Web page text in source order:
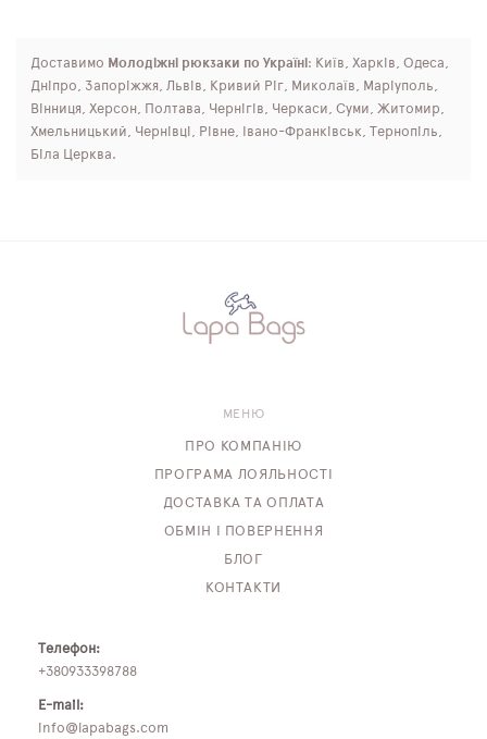
Доставимо Молодіжні рюкзаки по Україні : Київ, Харків, Одеса,
Дніпро, Запоріжжя, Львів, Кривий Ріг, Миколаїв, Маріуполь,
Вінниця, Херсон, Полтава, Чернігів, Черкаси, Суми, Житомир,
Хмельницький, Чернівці, Рівне, Івано-Франківськ, Тернопіль,
Біла Церква.
МЕНЮ
ПРО КОМПАНІЮ
ПРОГРАМА ЛОЯЛЬНОСТІ
ДОСТАВКА ТА ОПЛАТА
ОБМІН І ПОВЕРНЕННЯ
БЛОГ
КОНТАКТИ
Телефон:
+380933398788
E-mail:
info@lapabags.com